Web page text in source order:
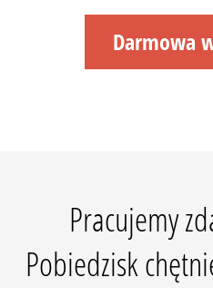
Darmowa
Pracujemy
Pobiedzisk